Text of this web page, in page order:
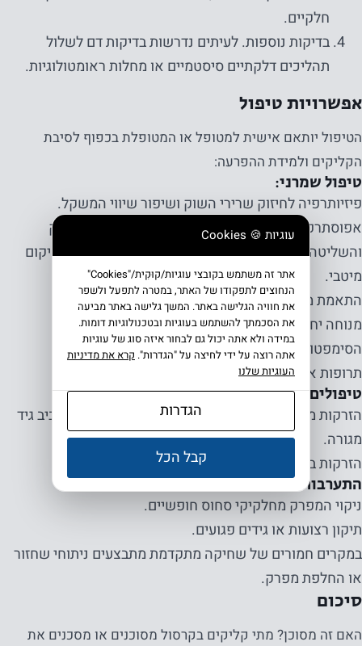
חלקיים.
בדיקות נוספות. לעיתים נדרשות בדיקות דם לשלול
תהליכים דלקתיים סיסטמיים או מחלות ראומטולוגיות.
אפשרויות טיפול
הטיפול יותאם אישית למטופל או המטופלת בכפוף לסיבת
הקליקים ולמידת ההפרעה:
טיפול שמרני:
פיזיותרפיה לחיזוק שרירי השוק ושיפור שיווי המשקל.
אפוסתרפיה לחיזוק מערכות השרירים התומכים במפרק
והשליטה העצבית-שרירית, לאיזון חלוקת העומסים ולשיקום
מיטבי.
התאמת מדרסים או נעליים להפחתת עומס לא מאוזן.
מנוחה יחסית, קירור והפחתת פעילות הגורמת להחמרת
הסימפטומים.
תרופות אנטי דלקתיות במצבים בהם יש כאב ונפיחות.
טיפולים מתקדמים:
הזרקות מקומיות של סטרואידים לבורסה מודלקת או סביב גיד
מגורה.
הזרקות ביולוגיות כגון
לשיקום רקמות פגועות.
התערבות ניתוחית:
ניקוי המפרק מחלקיקי סחוס חופשיים.
תיקון רצועות או גידים פגועים.
במקרים חמורים של שחיקה מתקדמת מתבצעים ניתוחי שחזור
או החלפת מפרק.
סיכום
האם זה מסוכן? מתי קליקים בקרסול מסוכנים או מסכנים את
עוגיות 🍪 Cookies
אתר זה משתמש בקובצי עוגיות/קוּקִית/"Cookies"
הנחוצים לתפקודו של האתר, במטרה לתפעל ולשפר
את חוויה הגלישה באתר. המשך גלישה באתר מביעה
את הסכמתך להשתמש בעוגיות ובטכנולוגיות דומות.
במידה ולא אתה יכול גם לבחור איזה סוג של עוגיות
אתה רוצה על ידי לחיצה על "הגדרות". קרא את מדיניות
העוגיות שלנו
הגדרות
קבל הכל